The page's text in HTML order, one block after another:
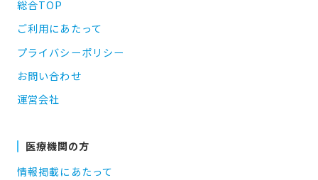
総合TOP
ご利用にあたって
プライバシーポリシー
お問い合わせ
運営会社
医療機関の方
情報掲載にあたって